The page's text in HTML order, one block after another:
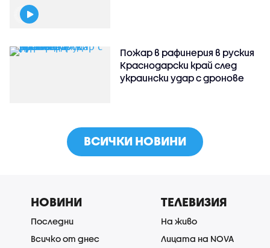
Пожар в рафинерия в руския
Краснодарски край след
украински удар с дронове
ВСИЧКИ НОВИНИ
НОВИНИ
Последни
Всичко от днес
ТЕЛЕВИЗИЯ
На живо
Лицата на NOVA